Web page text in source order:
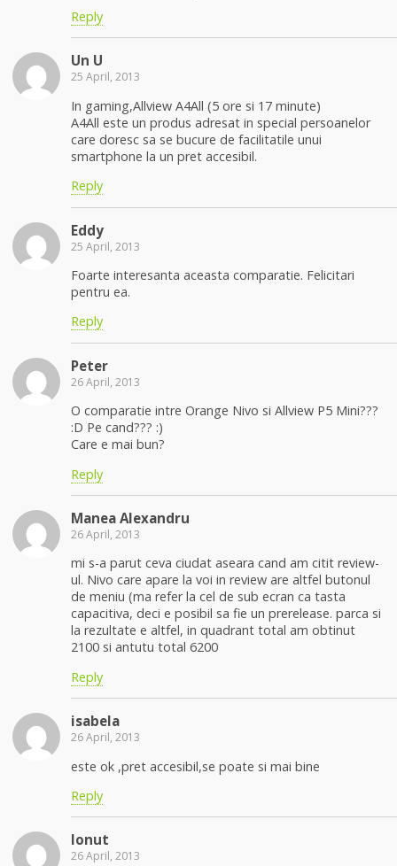
Reply
Un U
25 April, 2013
In gaming,Allview A4All (5 ore si 17 minute)
A4All este un produs adresat in special persoanelor
care doresc sa se bucure de facilitatile unui
smartphone la un pret accesibil.
Reply
Eddy
25 April, 2013
Foarte interesanta aceasta comparatie. Felicitari
pentru ea.
Reply
Peter
26 April, 2013
O comparatie intre Orange Nivo si Allview P5 Mini???
:D Pe cand??? :)
Care e mai bun?
Reply
Manea Alexandru
26 April, 2013
mi s-a parut ceva ciudat aseara cand am citit review-
ul. Nivo care apare la voi in review are altfel butonul
de meniu (ma refer la cel de sub ecran ca tasta
capacitiva, deci e posibil sa fie un prerelease. parca si
la rezultate e altfel, in quadrant total am obtinut
2100 si antutu total 6200
Reply
isabela
26 April, 2013
este ok ,pret accesibil,se poate si mai bine
Reply
Ionut
26 April, 2013